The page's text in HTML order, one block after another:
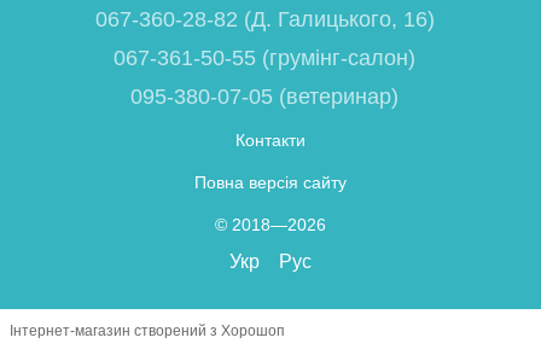
067-360-28-82 (Д. Галицького, 16)
067-361-50-55 (грумінг-салон)
095-380-07-05 (ветеринар)
Контакти
Повна версія сайту
© 2018—2026
Укр Рус
Інтернет-магазин створений з Хорошоп